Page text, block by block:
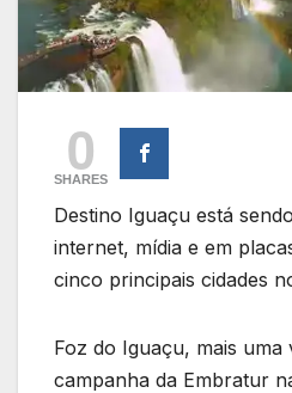
0
SHARES
Destino Iguaçu está
internet, mídia e em
cinco principais cidades
Foz do Iguaçu, mais uma
campanha da Embratur